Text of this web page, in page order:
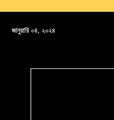
জানুয়ারি ০৪, ২০২৪